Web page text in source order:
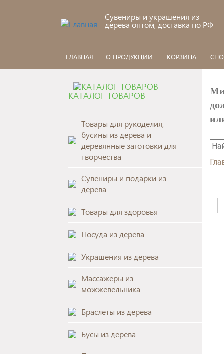
Сувениры и украшения из
дерева оптом, доставка по РФ
ГЛАВНАЯ О ПРОДУКЦИИ КОРЗИНА
КАТАЛОГ ТОВАРОВ
Товары для рукоделия,
бусины из дерева и
деревянные заготовки для
творчества
Сувениры и подарки из
дерева
Товары для здоровья
Посуда из дерева
Украшения из дерева
Массажеры из
можжевельника
Браслеты из дерева
Бусы из дерева